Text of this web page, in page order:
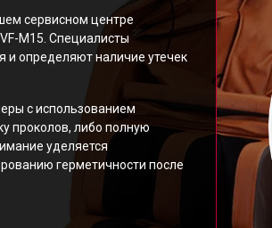
сервисном центре
M15. Специалисты
и определяют наличие утечек
с использованием
проколов, либо полную
уделяется
герметичности после